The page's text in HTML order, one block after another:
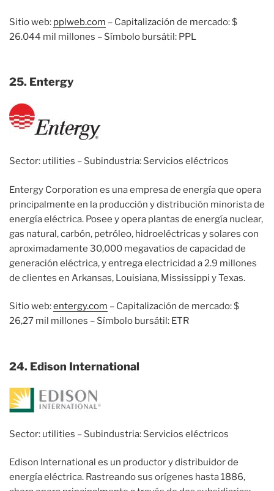
Sitio web: pplweb.com – Capitalización de mercado: $
26.044 mil millones – Símbolo bursátil: PPL
25. Entergy
Sector: utilities – Subindustria: Servicios eléctricos
Entergy Corporation es una empresa de energía que opera
principalmente en la producción y distribución minorista de
energía eléctrica. Posee y opera plantas de energía nuclear,
gas natural, carbón, petróleo, hidroeléctricas y solares con
aproximadamente 30,000 megavatios de capacidad de
generación eléctrica, y entrega electricidad a 2.9 millones
de clientes en Arkansas, Louisiana, Mississippi y Texas.
Sitio web:entergy.com – Capitalización de mercado: $
26,27 mil millones – Símbolo bursátil: ETR
24. Edison International
Sector: utilities – Subindustria: Servicios eléctricos
Edison International es un productor y distribuidor de
energía eléctrica. Rastreando sus orígenes hasta 1886,